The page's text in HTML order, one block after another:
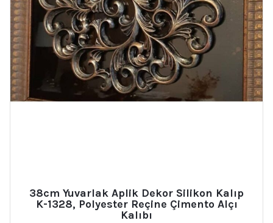
38cm Yuvarlak Aplik Dekor Silikon Kalıp
K-1328, Polyester Reçine Çimento Alçı
Kalıbı